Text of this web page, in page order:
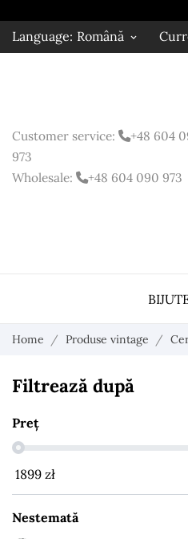
Language: Română keyboard_arrow_down
Customer service: +48 604
973
Wholesale:
+48 604 090 973
Home Produse vintage
Filtrează după
Preț
1899 zł
Nestemată